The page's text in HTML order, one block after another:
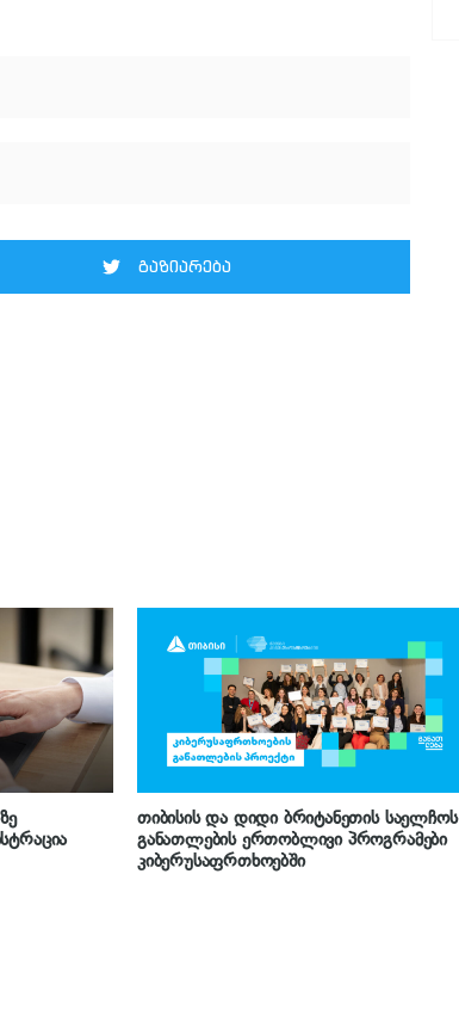
გაზიარება
თიბისის და დიდი ბრიტანეთის საელჩოს
განათლების ერთობლივი პროგრამები
კიბერუსაფრთხოებში